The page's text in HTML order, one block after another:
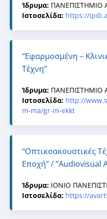
Ίδρυμα: ΠΑΝΕΠΙΣΤΗΜΙΟ
Ιστοσελίδα: https://
“Εφαρμοσμένη –
Τέχνη”
Ίδρυμα: ΠΑΝΕΠΙΣΤΗΜΙΟ
Ιστοσελίδα: http://
m-ma/gr-m-ekkt
“Οπτικοακουστικές
Εποχή” / “Audiovisual
Ίδρυμα: ΙΟΝΙΟ
Ιστοσελίδα: https://